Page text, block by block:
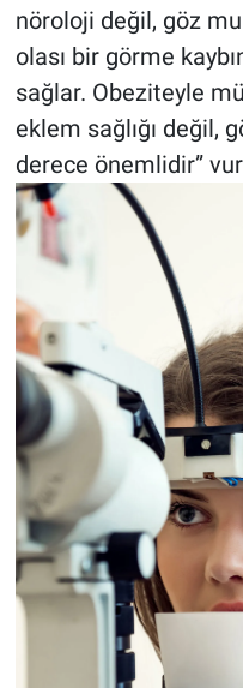
nöroloji değil, göz
olası bir görme
sağlar. Obeziteyle
eklem sağlığı değil,
derece önemlidir”